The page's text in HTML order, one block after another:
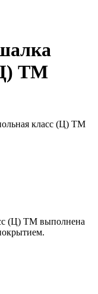
ТМ
класс (Ц) ТМ
(Ц) ТМ выполнена